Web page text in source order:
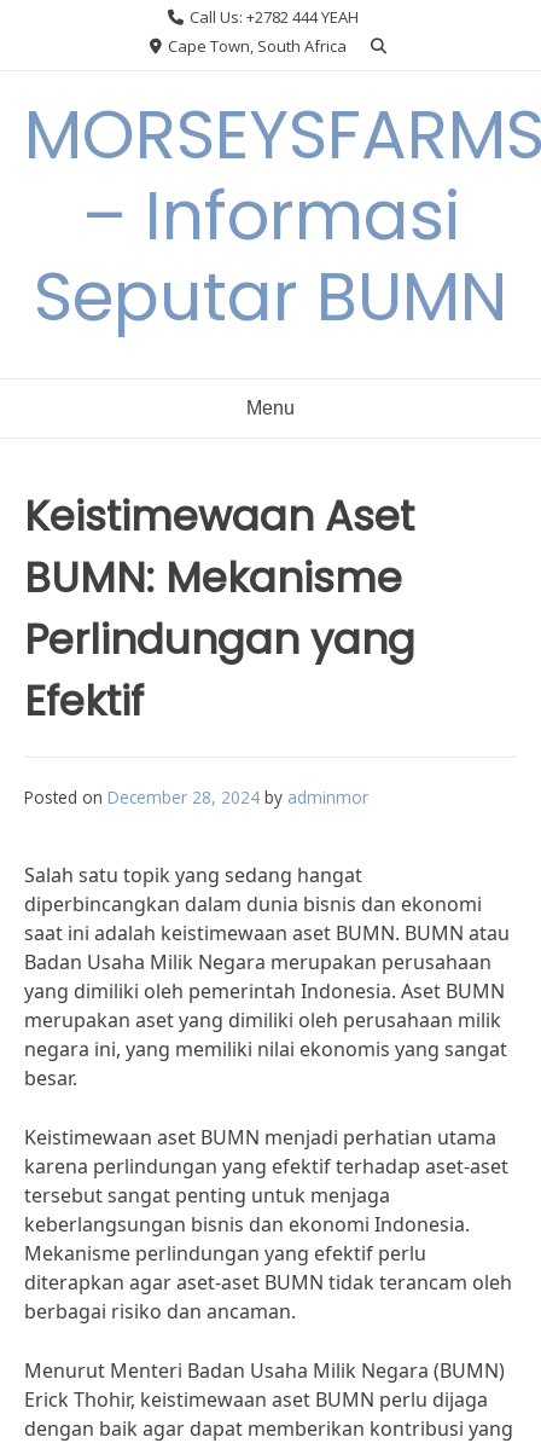
Call Us: +2782 444 YEAH
Cape Town, South Africa
– Informasi
Seputar BUMN
Menu
Keistimewaan Aset
BUMN: Mekanisme
Perlindungan yang
Efektif
Posted on December 28, 2024 by adminmor
Salah satu topik yang sedang hangat
diperbincangkan dalam dunia bisnis dan ekonomi
saat ini adalah keistimewaan aset BUMN. BUMN atau
Badan Usaha Milik Negara merupakan perusahaan
yang dimiliki oleh pemerintah Indonesia. Aset BUMN
merupakan aset yang dimiliki oleh perusahaan milik
negara ini, yang memiliki nilai ekonomis yang sangat
besar.
Keistimewaan aset BUMN menjadi perhatian utama
karena perlindungan yang efektif terhadap aset-aset
tersebut sangat penting untuk menjaga
keberlangsungan bisnis dan ekonomi Indonesia.
Mekanisme perlindungan yang efektif perlu
diterapkan agar aset-aset BUMN tidak terancam oleh
berbagai risiko dan ancaman.
Menurut Menteri Badan Usaha Milik Negara (BUMN)
Erick Thohir, keistimewaan aset BUMN perlu dijaga
dengan baik agar dapat memberikan kontribusi yang